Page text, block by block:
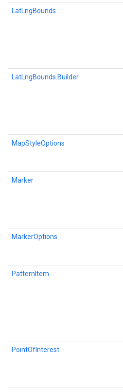
LatLngBounds
LatLngBounds.Builder
MapStyleOptions
Marker
MarkerOptions
PatternItem
PointOfInterest